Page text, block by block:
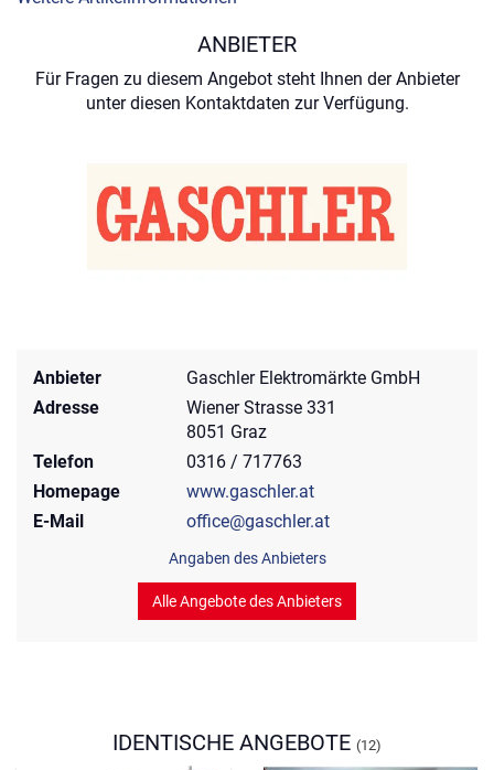
ANBIETER
Für Fragen zu diesem Angebot steht Ihnen der Anbieter
unter diesen Kontaktdaten zur Verfügung.
Anbieter
Gaschler Elektromärkte GmbH
Adresse
Wiener Strasse 331
8051 Graz
Telefon
0316 / 717763
Homepage
www.gaschler.at
E-Mail
office@gaschler.at
Angaben des Anbieters
Alle Angebote des Anbieters
IDENTISCHE ANGEBOTE (12)